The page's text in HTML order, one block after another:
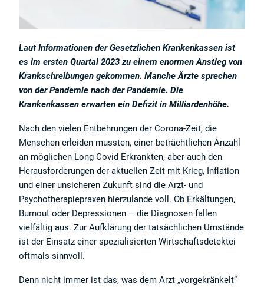
Laut Informationen der Gesetzlichen Krankenkassen ist
es im ersten Quartal 2023 zu einem enormen Anstieg von
Krankschreibungen gekommen. Manche Ärzte sprechen
von der Pandemie nach der Pandemie. Die
Krankenkassen erwarten ein Defizit in Milliardenhöhe.
Nach den vielen Entbehrungen der Corona-Zeit, die
Menschen erleiden mussten, einer beträchtlichen Anzahl
an möglichen Long Covid Erkrankten, aber auch den
Herausforderungen der aktuellen Zeit mit Krieg, Inflation
und einer unsicheren Zukunft sind die Arzt- und
Psychotherapiepraxen hierzulande voll. Ob Erkältungen,
Burnout oder Depressionen – die Diagnosen fallen
vielfältig aus. Zur Aufklärung der tatsächlichen Umstände
ist der Einsatz einer spezialisierten Wirtschaftsdetektei
oftmals sinnvoll.
Denn nicht immer ist das, was dem Arzt „vorgekränkelt“